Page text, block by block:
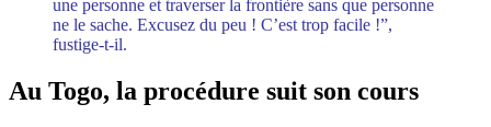
une personne et traverser la frontière sans que personne
ne le sache. Excusez du peu ! C’est trop facile !”,
fustige-t-il.
Au Togo, la procédure suit son cours